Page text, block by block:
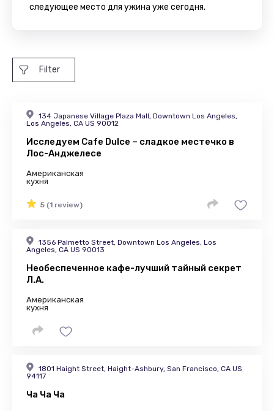
следующее место для ужина уже сегодня.
Filter
134 Japanese Village Plaza Mall, Downtown Los Angeles,
Los Angeles, CA US 90012
Исследуем Cafe Dulce – сладкое местечко в
Лос-Анджелесе
Американская
кухня
5 (1 review)
1356 Palmetto Street, Downtown Los Angeles, Los
Angeles, CA US 90013
Необеспеченное кафе-лучший тайный секрет
Л.А.
Американская
кухня
1801 Haight Street, Haight-Ashbury, San Francisco, CA US
94117
Ча Ча Ча